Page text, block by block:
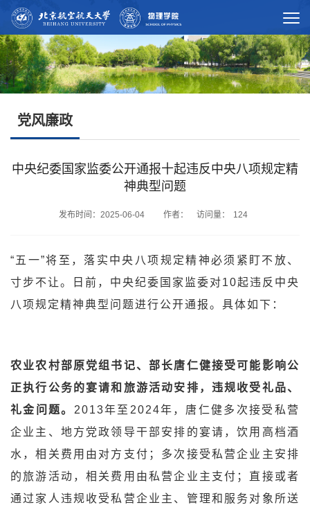
党风廉政
中央纪委国家监委公开通报十起违反中央八项规定精
神典型问题
发布时间：2025-06-04 作者： 访问量： 124
“五一”将至，落实中央八项规定精神必须紧盯不放、
寸步不让。日前，中央纪委国家监委对10起违反中央
八项规定精神典型问题进行公开通报。具体如下：
农业农村部原党组书记、部长唐仁健接受可能影响公
正执行公务的宴请和旅游活动安排，违规收受礼品、
礼金问题。 2013年至2024年，唐仁健多次接受私营
企业主、地方党政领导干部安排的宴请，饮用高档酒
水，相关费用由对方支付；多次接受私营企业主安排
的旅游活动，相关费用由私营企业主支付；直接或者
通过家人违规收受私营企业主、管理和服务对象所送